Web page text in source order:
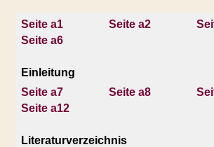
Seite a1 Seite a2
Seite a6
Einleitung
Seite a7
Seite a8
Seite a12
Literaturverzeichnis